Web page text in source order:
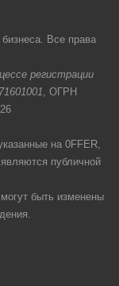
Все права
регистрации
, ОГРН
на 0FFER,
публичной
быть изменены